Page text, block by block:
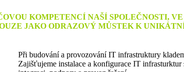
KOMPETENCÍ NAŠÍ SPOLEČNOSTI,
JAKO ODRAZOVÝ MŮSTEK K
Při budování a provozování IT infrastruktury
Zajišťujeme instalace a konfigurace IT